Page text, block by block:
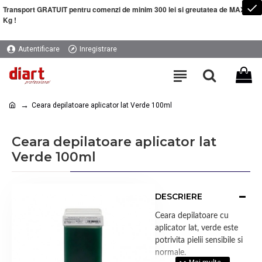
Transport GRATUIT pentru comenzi de minim 300 lei si greutatea de MAXIM 5
Kg !
Autentificare Inregistrare
Ceara depilatoare aplicator lat Verde 100ml
Ceara depilatoare aplicator lat
Verde 100ml
DESCRIERE
Ceara depilatoare cu
aplicator lat, verde este
potrivita pielii sensibile si
normale.